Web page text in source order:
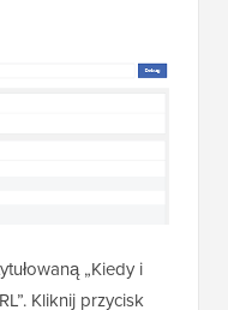
„Kiedy i
Kliknij przycisk